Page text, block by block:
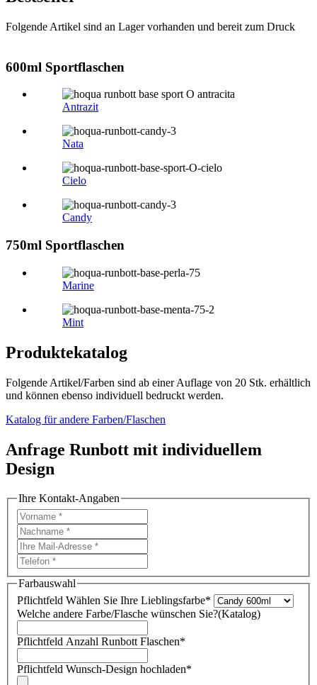
Folgende Artikel sind an Lager vorhanden und bereit zum Druck
600ml Sportflaschen
Antrazit
Nata
Cielo
Candy
750ml Sportflaschen
Marine
Mint
Produktekatalog
Folgende Artikel/Farben sind ab einer Auflage von 20 Stk. erhältlich
und können ebenso individuell bedruckt werden.
Katalog für andere Farben/Flaschen
Anfrage Runbott mit individuellem
Design
Ihre Kontakt-Angaben
Farbauswahl
Pflichtfeld Wählen Sie Ihre Lieblingsfarbe*
Welche andere Farbe/Flasche wünschen Sie?(Katalog)
Pflichtfeld Anzahl Runbott Flaschen*
Pflichtfeld Wunsch-Design hochladen*